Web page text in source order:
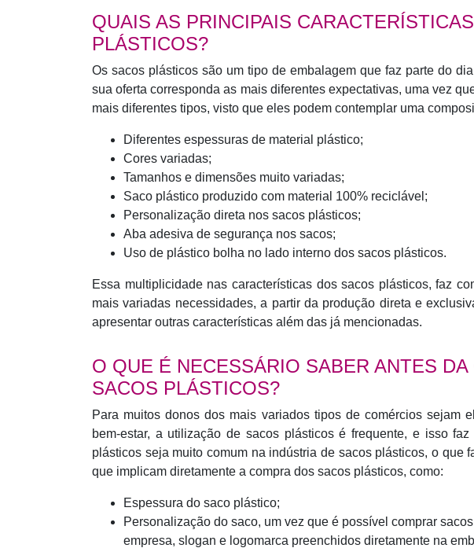
QUAIS AS PRINCIPAIS
PLÁSTICOS?
Os sacos plásticos são um tipo de embalagem que faz parte do
sua oferta corresponda as mais diferentes expectativas, uma vez
mais diferentes tipos, visto que eles podem contemplar uma
Diferentes espessuras de material plástico;
Cores variadas;
Tamanhos e dimensões muito variadas;
Saco plástico produzido com material 100% reciclável;
Personalização direta nos sacos plásticos;
Aba adesiva de segurança nos sacos;
Uso de plástico bolha no lado interno dos sacos plásticos.
Essa multiplicidade nas características dos sacos plásticos, faz
mais variadas necessidades, a partir da produção direta e
apresentar outras características além das já mencionadas.
O QUE É NECESSÁRIO SABER ANTES
SACOS PLÁSTICOS?
Para muitos donos dos mais variados tipos de comércios sejam
bem-estar, a utilização de sacos plásticos é frequente, e isso
plásticos seja muito comum na indústria de sacos plásticos, o que
que implicam diretamente a compra dos sacos plásticos, como:
Espessura do saco plástico;
Personalização do saco, um vez que é possível comprar
empresa, slogan e logomarca preenchidos diretamente na